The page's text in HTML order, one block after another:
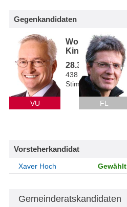
Gegenkandidaten
VU
Wolfgang
Kindle
28.3%
438
Stimmen
FL
Vorsteherkandidat
Xaver Hoch Gewählt
Gemeinderatskandidaten